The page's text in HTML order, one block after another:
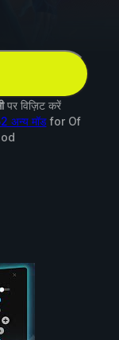
पर विज़िट करें
अन्य मॉडfor Of